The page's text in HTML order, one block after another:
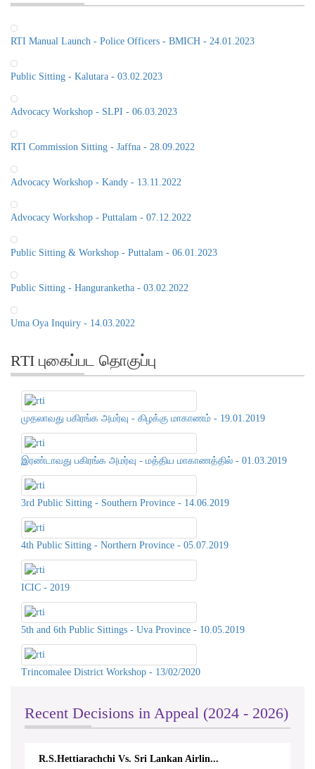
RTI Manual Launch - Police Officers - BMICH - 24.01.2023
Public Sitting - Kalutara - 03.02.2023
Advocacy Workshop - SLPI - 06.03.2023
RTI Commission Sitting - Jaffna - 28.09.2022
Advocacy Workshop - Kandy - 13.11.2022
Advocacy Workshop - Puttalam - 07.12.2022
Public Sitting & Workshop - Puttalam - 06.01.2023
Public Sitting - Hanguranketha - 03.02.2022
Uma Oya Inquiry - 14.03.2022
RTI புகைப்பட தொகுப்பு
முதலாவது பகிரங்க அமர்வு - கிழக்கு மாகாணம் - 19.01.2019
இரண்டாவது பகிரங்க அமர்வு - மத்திய மாகாணத்தில் - 01.03.2019
3rd Public Sitting - Southern Province - 14.06.2019
4th Public Sitting - Northern Province - 05.07.2019
ICIC - 2019
5th and 6th Public Sittings - Uva Province - 10.05.2019
Trincomalee District Workshop - 13/02/2020
Recent Decisions in Appeal (2024 - 2026)
R.S.Hettiarachchi Vs. Sri Lankan Airlin...